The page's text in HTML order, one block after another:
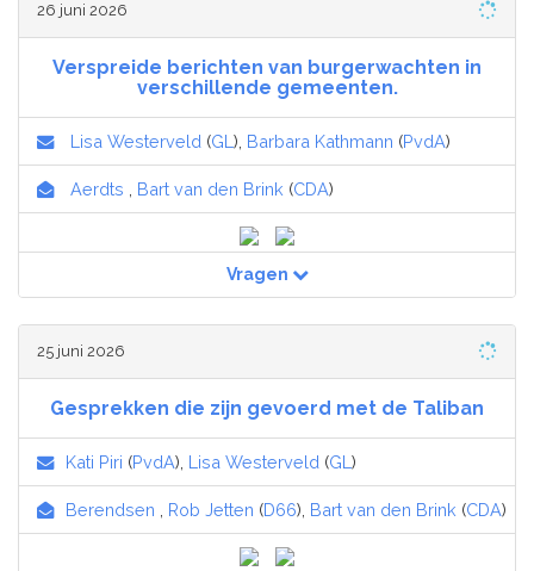
26 juni 2026
Verspreide berichten van burgerwachten in
verschillende gemeenten.
Lisa Westerveld (GL ), Barbara Kathmann (PvdA)
Aerdts Bart van den Brink (CDA)
Vragen
25 juni 2026
Gesprekken die zijn gevoerd met de Taliban
Kati Piri (PvdA), Lisa Westerveld (GL )
Berendsen Rob Jetten (D66), Bart van den Brink (CDA)